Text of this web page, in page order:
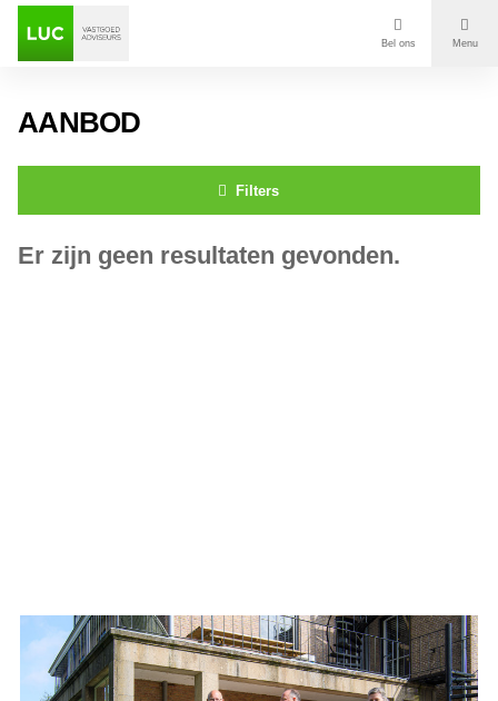
Bel ons Menu
AANBOD
Filters
Er zijn geen resultaten gevonden.
Aanbod van LUC
Neem de tijd om onze lijst met beschikbare object te bekijken en